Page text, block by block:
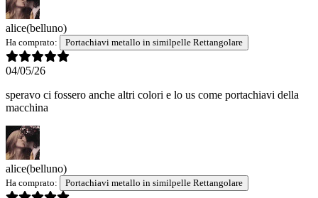
alice(belluno)
Ha comprato: Portachiavi metallo in similpelle Rettangolare
04/05/26
speravo ci fossero anche altri colori e lo us come portachiavi della
macchina
alice(belluno)
Ha comprato: Portachiavi metallo in similpelle Rettangolare